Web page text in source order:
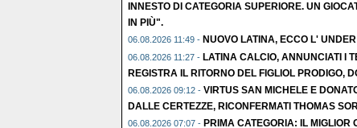
INNESTO DI CATEGORIA SUPERIORE. UN
IN PIÙ".
06.08.2026 11:49 - NUOVO LATINA, ECCO L'
06.08.2026 11:27 - LATINA CALCIO, ANNUNCIATI I
REGISTRA IL RITORNO DEL FIGLIOL PRODIGO,
06.08.2026 09:12 - VIRTUS SAN MICHELE E
DALLE CERTEZZE, RICONFERMATI THOMAS
06.08.2026 07:07 - PRIMA CATEGORIA: IL MIGLIOR